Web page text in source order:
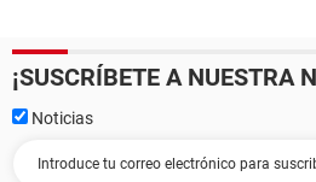
¡SUSCRÍBETE A NUESTRA
Noticias